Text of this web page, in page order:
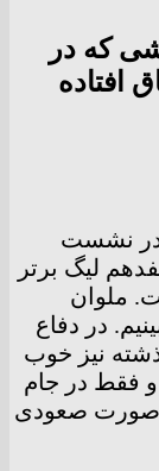
که در
افتاده
در نشست
لیگ برتر
ملوان
در دفاع
نیز خوب
و فقط در جام
صورت صعودی